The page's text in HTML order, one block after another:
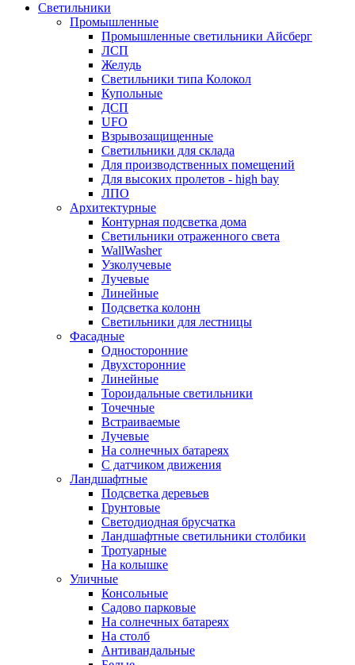
Светильники
Промышленные
Промышленные светильники Айсберг
ЛСП
Желудь
Светильники типа Колокол
Купольные
ДСП
UFO
Взрывозащищенные
Светильники для склада
Для производственных помещений
Для высоких пролетов - high bay
ЛПО
Архитектурные
Контурная подсветка дома
Светильники отраженного света
WallWasher
Узколучевые
Лучевые
Линейные
Подсветка колонн
Светильники для лестницы
Фасадные
Односторонние
Двухсторонние
Линейные
Тороидальные светильники
Точечные
Встраиваемые
Лучевые
На солнечных батареях
С датчиком движения
Ландшафтные
Подсветка деревьев
Грунтовые
Светодиодная брусчатка
Ландшафтные светильники столбики
Тротуарные
На колышке
Уличные
Консольные
Садово парковые
На солнечных батареях
На столб
Антивандальные